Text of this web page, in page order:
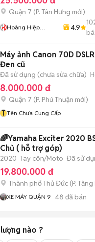
Quận 7 (P. Tân Hưng mới)
Hoàng Hiệp
4.9
Máy ảnh Canon 70D
Đen cũ
Đã sử dụng (chưa sửa chữa)
8.000.000 đ
Quận 7 (P. Phú Thuận mới)
T Tên Chưa Cung Cấp
🌈Yamaha Exciter 2020
Chủ ( hỗ trợ góp)
2020 Tay côn/Moto Đã sử
19.800.000 đ
Thành phố Thủ Đức (P.
XE MÁY QUẬN 9 48 đã bán
nào ?